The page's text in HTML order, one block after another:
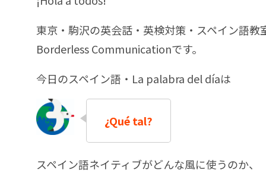
東京・駒沢の英会話・英検対策・スペイン語教
Borderless Communicationです。
今日のスペイン語・La palabra del díaは
¿Qué tal?
スペイン語ネイティブがどんな風に使うのか、